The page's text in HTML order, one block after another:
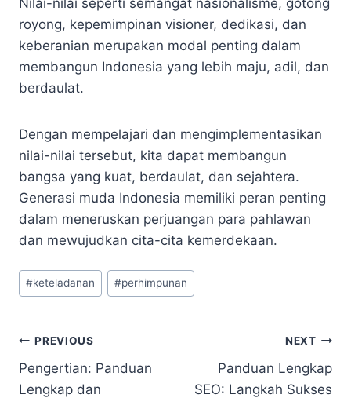
royong, kepemimpinan visioner, dedikasi, dan
keberanian merupakan modal penting dalam
membangun Indonesia yang lebih maju, adil, dan
berdaulat.
Dengan mempelajari dan mengimplementasikan
nilai-nilai tersebut, kita dapat membangun
bangsa yang kuat, berdaulat, dan sejahtera.
Generasi muda Indonesia memiliki peran penting
dalam meneruskan perjuangan para pahlawan
dan mewujudkan cita-cita kemerdekaan.
Post
Tags:
#keteladanan #perhimpunan
Navigasi
pos
PREVIOUS
Pengertian: Panduan
Lengkap dan
NEXT
Panduan Lengkap
SEO: Langkah Sukses